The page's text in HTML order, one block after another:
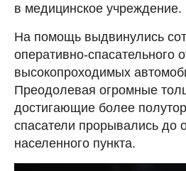
в медицинское учреждение.
На помощь выдвинулись
оперативно-
высокопроходимых
Преодолевая огромные
достигающие более
спасатели прорывались до
населенного пункта.